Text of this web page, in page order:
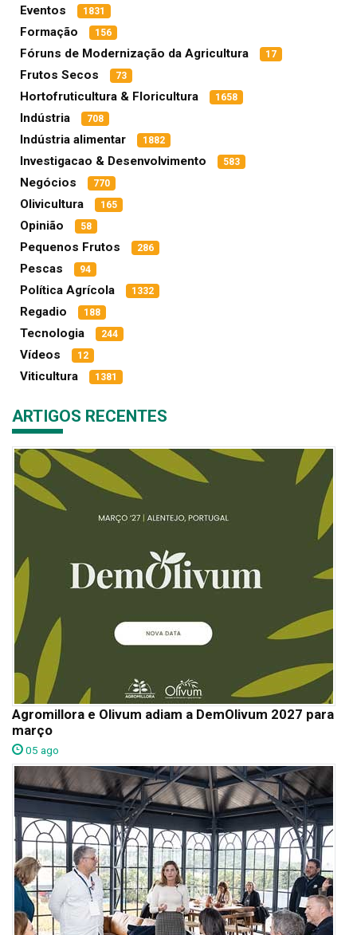
Eventos 1831
Formação 156
Fóruns de Modernização da Agricultura 17
Frutos Secos 73
Hortofruticultura & Floricultura 1658
Indústria 708
Indústria alimentar 1882
Investigacao & Desenvolvimento 583
Negócios 770
Olivicultura 165
Opinião 58
Pequenos Frutos 286
Pescas 94
Política Agrícola 1332
Regadio 188
Tecnologia 244
Vídeos 12
Viticultura 1381
ARTIGOS RECENTES
Agromillora e Olivum adiam a DemOlivum 2027 para
março
05 ago